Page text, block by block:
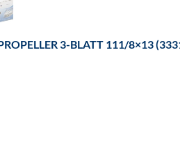
3-BLATT 111/8×13